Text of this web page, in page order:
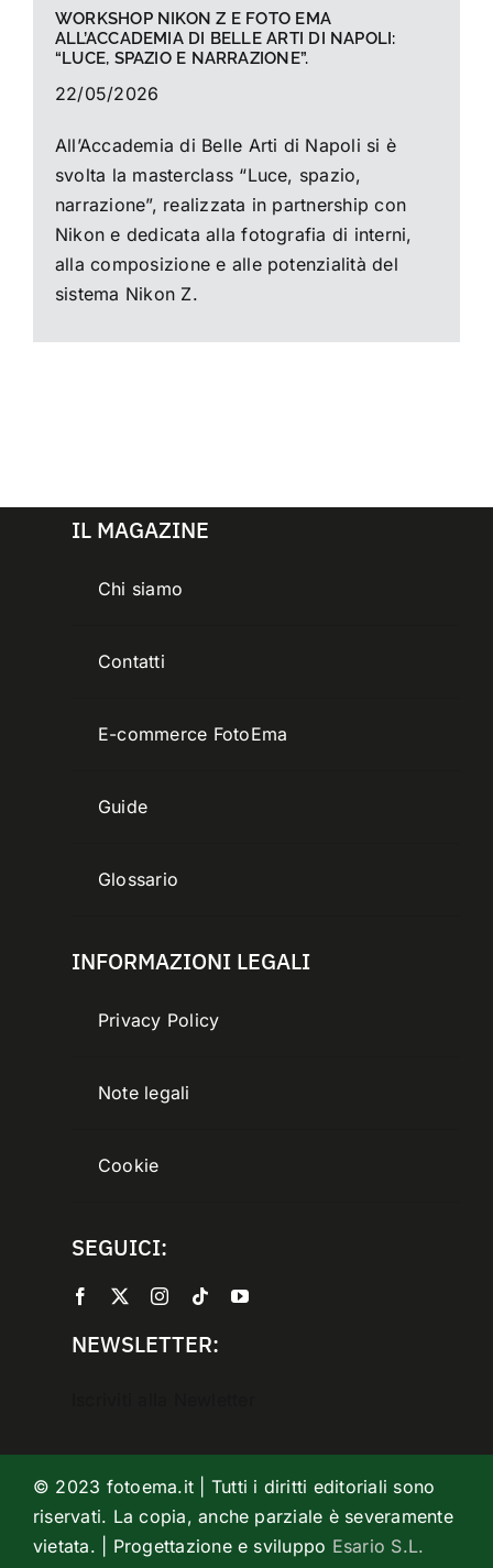
WORKSHOP NIKON Z E FOTO EMA
ALL’ACCADEMIA DI BELLE ARTI DI NAPOLI:
“LUCE, SPAZIO E NARRAZIONE”.
22/05/2026
All’Accademia di Belle Arti di Napoli si è
svolta la masterclass “Luce, spazio,
narrazione”, realizzata in partnership con
Nikon e dedicata alla fotografia di interni,
alla composizione e alle potenzialità del
sistema Nikon Z.
IL MAGAZINE
Chi siamo
Contatti
E-commerce FotoEma
Guide
Glossario
INFORMAZIONI LEGALI
Privacy Policy
Note legali
Cookie
SEGUICI:
NEWSLETTER:
© 2023 fotoema.it | Tutti i diritti editoriali sono
riservati. La copia, anche parziale è severamente
vietata. | Progettazione e sviluppo Esario S.L.